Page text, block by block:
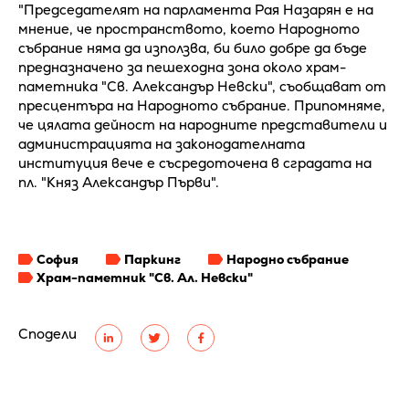
Сподели
"Председателят на парламента Рая Назарян е на
мнение, че пространството, което Народното
събрание няма да използва, би било добре да бъде
предназначено за пешеходна зона около храм-
паметника "Св. Александър Невски", съобщават от
пресцентъра на Народното събрание. Припомняме,
че цялата дейност на народните представители и
администрацията на законодателната
институция вече е съсредоточена в сградата на
пл. "Княз Александър Първи".
София Паркинг
Народно събрание
Храм-паметник "Св. Ал. Невски"